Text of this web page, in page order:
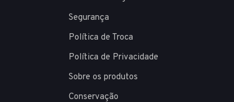
Segurança
Política de Troca
Política de Privacidade
Sobre os produtos
Conservação